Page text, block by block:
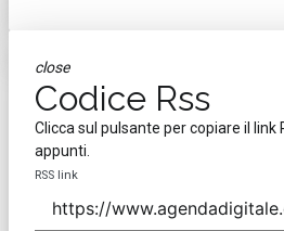
close
Codice Rss
Clicca sul pulsante per copiare il link
appunti.
RSS link